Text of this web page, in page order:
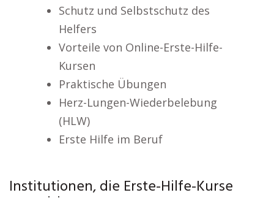
Schutz und Selbstschutz des
Helfers
Vorteile von Online-Erste-Hilfe-
Kursen
Praktische Übungen
Herz-Lungen-Wiederbelebung
(HLW)
Erste Hilfe im Beruf
Institutionen, die Erste-Hilfe-Kurse